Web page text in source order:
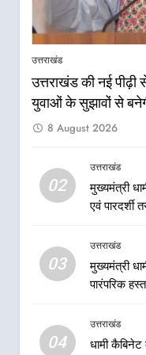
उत्तराखंड
उत्तराखंड की नई पीढ़ी
युवाओं के सुझावों से
8 August 2026
02
उत्तराखंड
मुख्यमंत्री
एवं पारदर्शी
सरकारी
03
उत्तराखंड
मुख्यमंत्री
पारंपरिक
04
उत्तराखंड
धामी
7
8
1